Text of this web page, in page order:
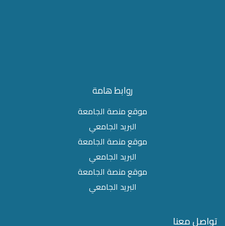
روابط هامة
موقع منصة الجامعة
البريد الجامعي
موقع منصة الجامعة
البريد الجامعي
موقع منصة الجامعة
البريد الجامعي
تواصل معنا